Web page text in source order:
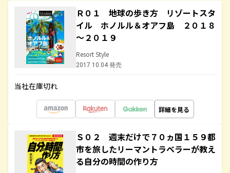
Ｒ０１ 地球の歩き方 リゾートスタ
イル ホノルル＆オアフ島 ２０１８
～２０１９
Resort Style
2017.10.04 発売
当社在庫切れ
詳細を見る
Ｓ０２ 週末だけで７０ヵ国１５９都
市を旅したリーマントラベラーが教え
る自分の時間の作り方